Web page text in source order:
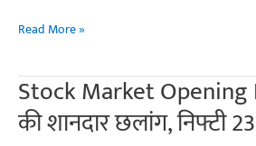
शेयर
में
शानदार
तेजी!
Read More »
Stock Market
की शानदार छलांग, निफ्टी